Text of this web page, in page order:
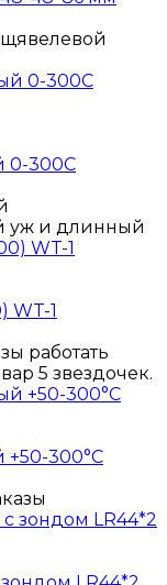
0-300С
уж и длинный
WT-1
работать
5 звездочек.
300°C